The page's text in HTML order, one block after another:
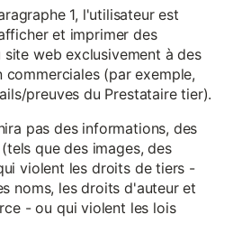
1, l'utilisateur est
et imprimer des
web exclusivement à des
(par exemple,
preuves du Prestataire tier).
pas des informations, des
que des images, des
violent les droits de tiers -
noms, les droits d'auteur et
- ou qui violent les lois